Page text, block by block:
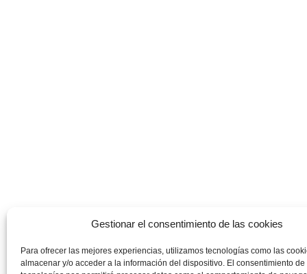
Gestionar el consentimiento de las cookies
Para ofrecer las mejores experiencias, utilizamos tecnologías como las
almacenar y/o acceder a la información del dispositivo. El consentimiento de